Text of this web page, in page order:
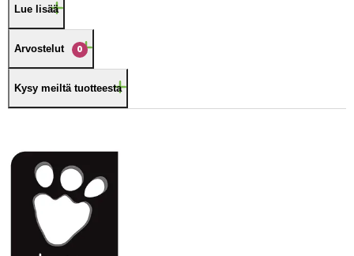
Lue lisää
Arvostelut 0
Kysy meiltä tuotteesta